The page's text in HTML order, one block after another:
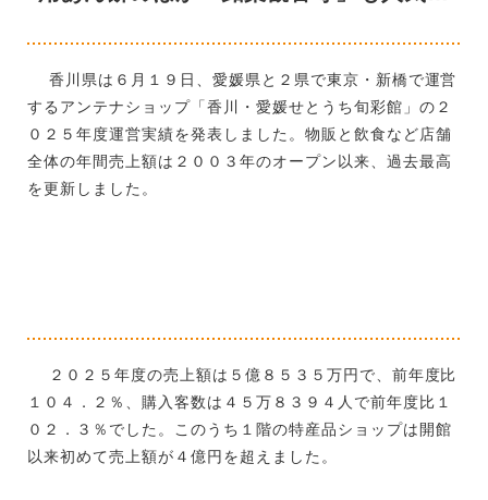
香川県は６月１９日、愛媛県と２県で東京・新橋で運営
するアンテナショップ「香川・愛媛せとうち旬彩館」の２
０２５年度運営実績を発表しました。物販と飲食など店舗
全体の年間売上額は２００３年のオープン以来、過去最高
を更新しました。
２０２５年度の売上額は５億８５３５万円で、前年度比
１０４．２％、購入客数は４５万８３９４人で前年度比１
０２．３％でした。このうち１階の特産品ショップは開館
以来初めて売上額が４億円を超えました。